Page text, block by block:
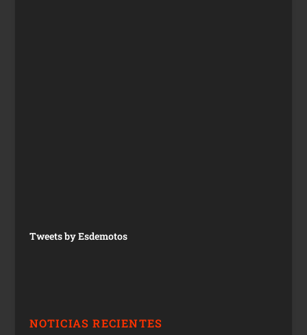
Tweets by Esdemotos
NOTICIAS RECIENTES